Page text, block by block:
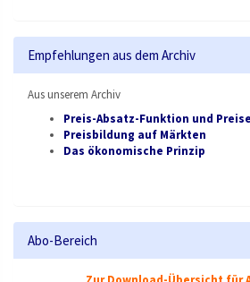
Empfehlungen aus dem Archiv
Aus unserem Archiv
Preis-Absatz-Funktion und
Preisbildung auf Märkten
Das ökonomische Prinzip
Abo-Bereich